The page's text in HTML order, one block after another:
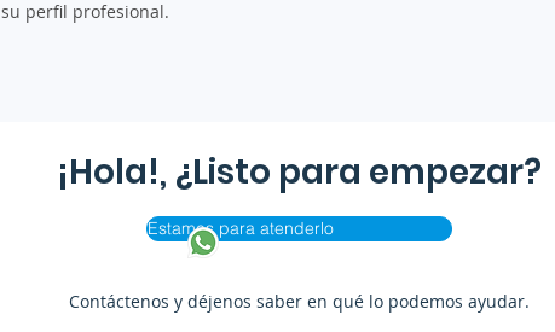
su perfil profesional.
¡Hola!, ¿Listo para empezar?
Estamos para atenderlo
Contáctenos y déjenos saber en qué lo podemos ayudar.